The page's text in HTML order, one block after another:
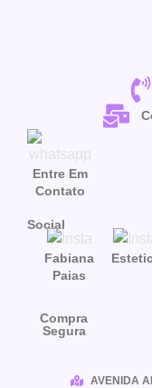
Entre Em
Contato
Social
Fabiana
Paias
Compra
Segura
AVENIDA